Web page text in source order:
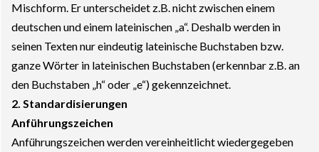
Mischform. Er unterscheidet z.B. nicht zwischen einem
deutschen und einem lateinischen „a“. Deshalb werden in
seinen Texten nur eindeutig lateinische Buchstaben bzw.
ganze Wörter in lateinischen Buchstaben (erkennbar z.B. an
den Buchstaben „h“ oder „e“) gekennzeichnet.
2. Standardisierungen
Anführungszeichen
Anführungszeichen werden vereinheitlicht wiedergegeben